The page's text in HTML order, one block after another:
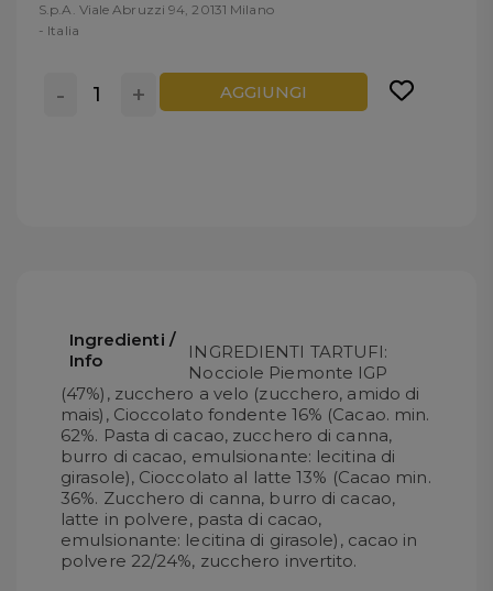
S.p.A. Viale Abruzzi 94, 20131 Milano
- Italia
- + AGGIUNGI
Ingredienti /
Info
INGREDIENTI TARTUFI:
Nocciole Piemonte IGP
(47%), zucchero a velo (zucchero, amido di
mais), Cioccolato fondente 16% (Cacao. min.
62%. Pasta di cacao, zucchero di canna,
burro di cacao, emulsionante: lecitina di
girasole), Cioccolato al latte 13% (Cacao min.
36%. Zucchero di canna, burro di cacao,
latte in polvere, pasta di cacao,
emulsionante: lecitina di girasole), cacao in
polvere 22/24%, zucchero invertito.